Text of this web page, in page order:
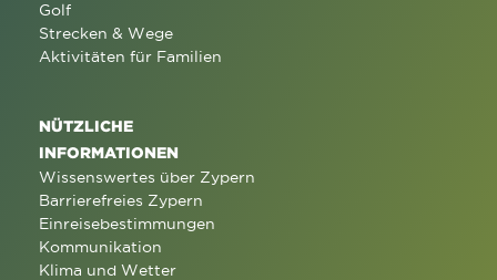
Golf
Strecken & Wege
Aktivitäten für Familien
NÜTZLICHE
INFORMATIONEN
Wissenswertes über Zypern
Barrierefreies Zypern
Einreisebestimmungen
Kommunikation
Klima und Wetter